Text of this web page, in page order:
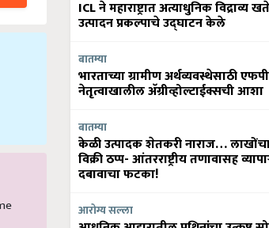
ICL ने महाराष्ट्रात अत्याधुनिक विद्राव्य
उत्पादन प्रकल्पाचे उद्घाटन केले
बातम्या
भारताच्या ग्रामीण अर्थव्यवस्थेसाठी
नेतृत्वाखालील अ‍ॅग्रीव्होल्टाईक्सची आशा
बातम्या
केळी उत्पादक शेतकरी नाराज…
विक्री ठप्प- आंतरराष्ट्रीय तणावासह
दबावाचा फटका!
आरोग्य सल्ला